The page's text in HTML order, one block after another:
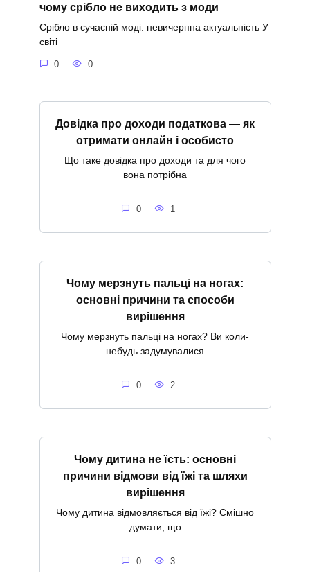
чому срібло не виходить з моди
Срібло в сучасній моді: невичерпна актуальність У
світі
0 0
Довідка про доходи податкова — як
отримати онлайн і особисто
Що таке довідка про доходи та для чого
вона потрібна
0 1
Чому мерзнуть пальці на ногах:
основні причини та способи
вирішення
Чому мерзнуть пальці на ногах? Ви коли-
небудь задумувалися
0 2
Чому дитина не їсть: основні
причини відмови від їжі та шляхи
вирішення
Чому дитина відмовляється від їжі? Смішно
думати, що
0 3